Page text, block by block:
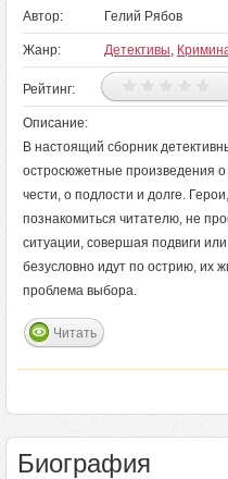
Автор: Гелий Рябов
Жанр: Детективы,
Рейтинг:
Описание:
В настоящий сборник
остросюжетные произведения
чести, о подлости и долге.
познакомиться читателю, не
ситуации, совершая подвиги
безусловно идут по острию, их
проблема выбора.
Читать
Биография